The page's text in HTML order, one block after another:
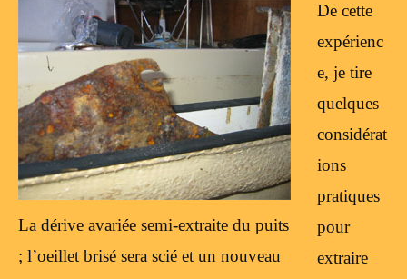
La dérive avariée semi-extraite du puits
; l’oeillet brisé sera scié et un nouveau
De cette
expérienc
e, je tire
quelques
considérat
ions
pratiques
pour
extraire